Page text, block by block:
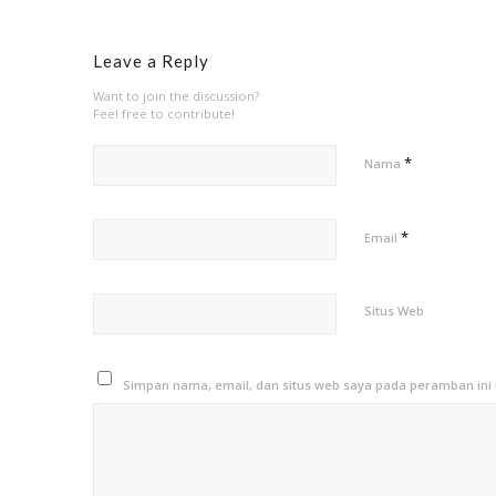
Leave a Reply
Want to join the discussion?
Feel free to contribute!
Nama *
Email *
Situs Web
Simpan nama, email, dan situs web saya pada peramban